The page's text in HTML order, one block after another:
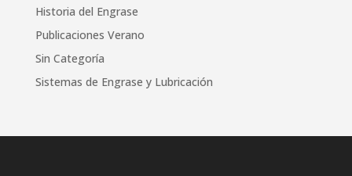
Historia del Engrase
Publicaciones Verano
Sin Categoría
Sistemas de Engrase y Lubricación